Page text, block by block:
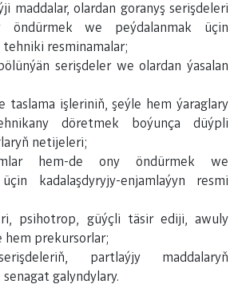
maddalar, olardan goranyş serişdeleri
öndürmek we peýdalanmak üçin
tehniki resminamalar;
serişdeler we olardan ýasalan
taslama işleriniň, şeýle hem ýaraglary
döretmek boýunça düýpli
netijeleri;
hem-de ony öndürmek we
kadalaşdyryjy-enjamlaýyn resmi
psihotrop, güýçli täsir ediji, awuly
hem prekursorlar;
partlaýjy maddalaryň
galyndylary.